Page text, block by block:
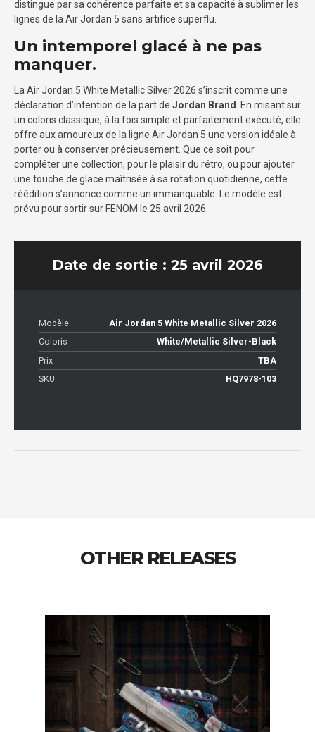
distingue par sa cohérence parfaite et sa capacité à sublimer les
lignes de la Air Jordan 5 sans artifice superflu.
Un intemporel glacé à ne pas
manquer.
La Air Jordan 5 White Metallic Silver 2026 s’inscrit comme une
déclaration d’intention de la part de Jordan Brand. En misant sur
un coloris classique, à la fois simple et parfaitement exécuté, elle
offre aux amoureux de la ligne Air Jordan 5 une version idéale à
porter ou à conserver précieusement. Que ce soit pour
compléter une collection, pour le plaisir du rétro, ou pour ajouter
une touche de glace maîtrisée à sa rotation quotidienne, cette
réédition s’annonce comme un immanquable. Le modèle est
prévu pour sortir sur FENOM le 25 avril 2026.
Date de sortie : 25 avril 2026
Modèle
Air Jordan 5 White Metallic Silver 2026
Coloris
White/Metallic Silver-Black
Prix
TBA
SKU
HQ7978-103
OTHER RELEASES